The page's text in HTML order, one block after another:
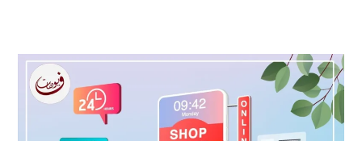
تصميم
متاجر
إلكترونيه
في